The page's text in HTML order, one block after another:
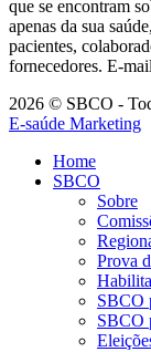
que se encontram
apenas da sua
pacientes,
fornecedores. E-
2026 © SBCO -
E-saúde Marketing
Home
SBCO
Sobre
Prova
SBCO
SBCO